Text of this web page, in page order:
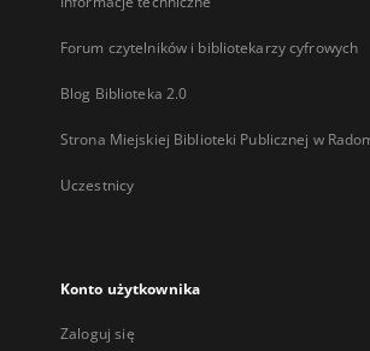
Forum czytelników i bibliotekarzy cyfrowych
Blog Biblioteka 2.0
Strona Miejskiej Biblioteki Publicznej w
Uczestnicy
Konto użytkownika
Zaloguj się